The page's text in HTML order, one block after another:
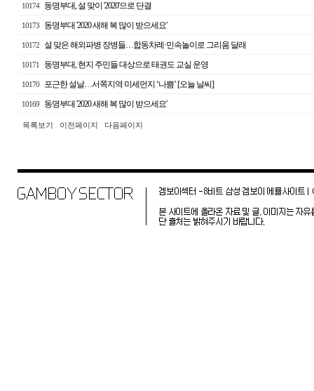
10174 동명부대, 설 맞이 '2020'으로 단결
10173 동명부대 '2020 새해 복 많이 받으세요'
10172 설 맞은 해외파병 장병들…합동차례·민속놀이로 그리움 달래
10171 동명부대, 현지 주민들 대상으로 태권도 교실 운영
10170 포근한 설날…서쪽지역 미세먼지 ‘나쁨’ [오늘 날씨]
10169 동명부대 '2020 새해 복 많이 받으세요'
목록보기 이전페이지 다음페이지